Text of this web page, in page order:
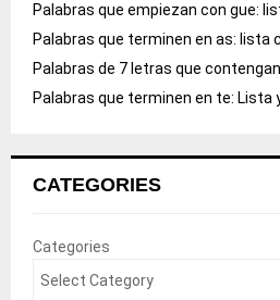
Palabras que empiezan con gue:
Palabras que terminen en as: lista
Palabras de 7 letras que
Palabras que terminen en te: Lista
CATEGORIES
Categories